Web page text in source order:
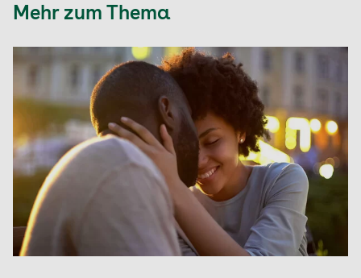
Mehr zum Thema